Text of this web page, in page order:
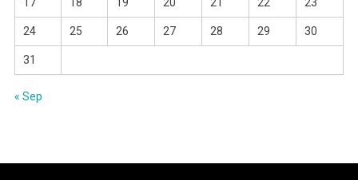
24 25 26 27 28 29 30
31
« Sep